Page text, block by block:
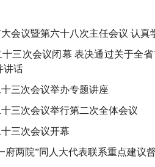
会议暨第六十八次主任会议 认真
三次会议闭幕 表决通过关于全
讲话
三次会议举办专题讲座
三次会议举行第二次全体会议
三次会议开幕
府两院”同人大代表联系重点建议